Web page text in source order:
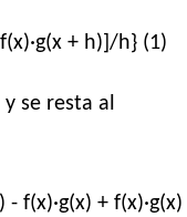
+ h)]/h} (1)
se resta al
f(x)·g(x) + f(x)·g(x)